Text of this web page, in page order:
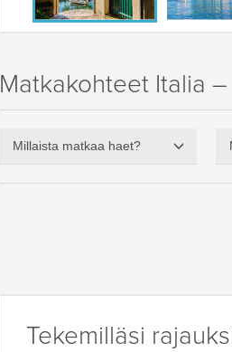
Matkakohteet Italia
Millaista matkaa haet?
Tekemilläsi